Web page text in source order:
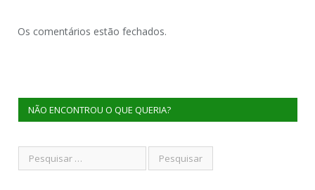
Os comentários estão fechados.
NÃO ENCONTROU O QUE QUERIA?